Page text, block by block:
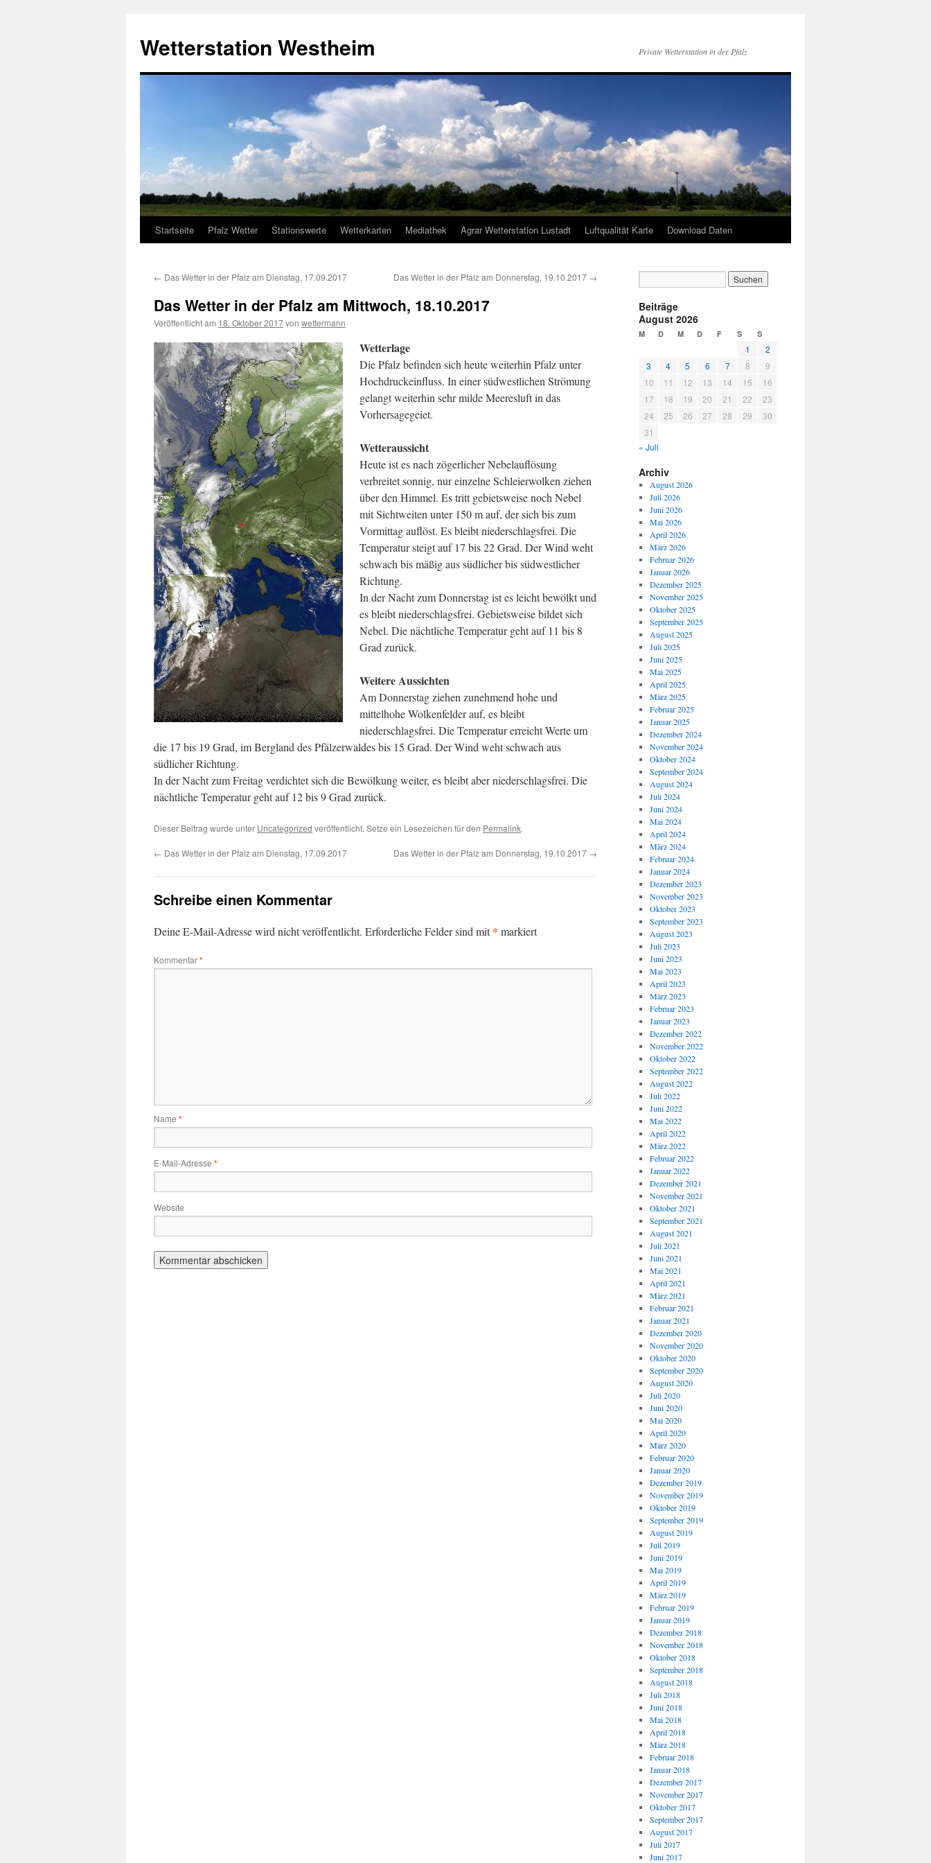
springen
Wetterstation Westheim Private Wetterstation in der Pfalz
Startseite Pfalz Wetter Stationswerte Wetterkarten Mediathek Agrar Wetterstation Lustadt Luftqualität Karte Download Daten
← Das Wetter in der Pfalz am Dienstag, 17.09.2017 Das Wetter in der Pfalz am Donnerstag, 19.10.2017 →
Das Wetter in der Pfalz am Mittwoch, 18.10.2017
Veröffentlicht am 18. Oktober 2017von wettermann
Wetterlage
Die Pfalz befinden sich heute weiterhin Pfalz unter
Hochdruckeinfluss. In einer südwestlichen Strömung
gelangt weiterhin sehr milde Meeresluft in das
Vorhersagegeiet.
Wetteraussicht
Heute ist es nach zögerlicher Nebelauflösung
verbreitet sonnig, nur einzelne Schleierwolken ziehen
über den Himmel. Es tritt gebietsweise noch Nebel
mit Sichtweiten unter 150 m auf, der sich bis zum
Vormittag auflöst. Es bleibt niederschlagsfrei. Die
Temperatur steigt auf 17 bis 22 Grad. Der Wind weht
schwach bis mäßig aus südlicher bis südwestlicher
Richtung.
In der Nacht zum Donnerstag ist es leicht bewölkt und
es bleibt niederschlagsfrei. Gebietsweise bildet sich
Nebel. Die nächtliche Temperatur geht auf 11 bis 8
Grad zurück.
Weitere Aussichten
Am Donnerstag ziehen zunehmend hohe und
mittelhohe Wolkenfelder auf, es bleibt
niederschlagsfrei. Die Temperatur erreicht Werte um
die 17 bis 19 Grad, im Bergland des Pfälzerwaldes bis 15 Grad. Der Wind weht schwach aus
südlicher Richtung.
In der Nacht zum Freitag verdichtet sich die Bewölkung weiter, es bleibt aber niederschlagsfrei. Die
nächtliche Temperatur geht auf 12 bis 9 Grad zurück.
Dieser Beitrag wurde unter Uncategorized veröffentlicht. Setze ein Lesezeichen für den Permalink.
← Das Wetter in der Pfalz am Dienstag, 17.09.2017 Das Wetter in der Pfalz am Donnerstag, 19.10.2017 →
Schreibe einen Kommentar
Deine E-Mail-Adresse wird nicht veröffentlicht. Erforderliche Felder sind mit* markiert
Kommentar*
Name *
E-Mail-Adresse *
Website
Beiträge
August 2026
M D M D F S S
1
2
3
4 5 6 7 8
9
10
11 12 13 14 15
16
17
18 19 20 21 22
23
24
25 26 27 28 29
30
31
« Juli
Archiv
August 2026
Juli 2026
Juni 2026
Mai 2026
April 2026
März 2026
Februar 2026
Januar 2026
Dezember 2025
November 2025
Oktober 2025
September 2025
August 2025
Juli 2025
Juni 2025
Mai 2025
April 2025
März 2025
Februar 2025
Januar 2025
Dezember 2024
November 2024
Oktober 2024
September 2024
August 2024
Juli 2024
Juni 2024
Mai 2024
April 2024
März 2024
Februar 2024
Januar 2024
Dezember 2023
November 2023
Oktober 2023
September 2023
August 2023
Juli 2023
Juni 2023
Mai 2023
April 2023
März 2023
Februar 2023
Januar 2023
Dezember 2022
November 2022
Oktober 2022
September 2022
August 2022
Juli 2022
Juni 2022
Mai 2022
April 2022
März 2022
Februar 2022
Januar 2022
Dezember 2021
November 2021
Oktober 2021
September 2021
August 2021
Juli 2021
Juni 2021
Mai 2021
April 2021
März 2021
Februar 2021
Januar 2021
Dezember 2020
November 2020
Oktober 2020
September 2020
August 2020
Juli 2020
Juni 2020
Mai 2020
April 2020
März 2020
Februar 2020
Januar 2020
Dezember 2019
November 2019
Oktober 2019
September 2019
August 2019
Juli 2019
Juni 2019
Mai 2019
April 2019
März 2019
Februar 2019
Januar 2019
Dezember 2018
November 2018
Oktober 2018
September 2018
August 2018
Juli 2018
Juni 2018
Mai 2018
April 2018
März 2018
Februar 2018
Januar 2018
Dezember 2017
November 2017
Oktober 2017
September 2017
August 2017
Juli 2017
Juni 2017